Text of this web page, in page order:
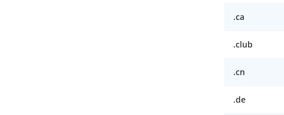
.ca
.club
.cn
.de